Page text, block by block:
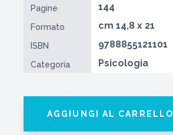
Pagine 144
Formato cm 14,8 x 21
ISBN 9788855121101
Categoria Psicologia
AGGIUNGI AL CARRELLO